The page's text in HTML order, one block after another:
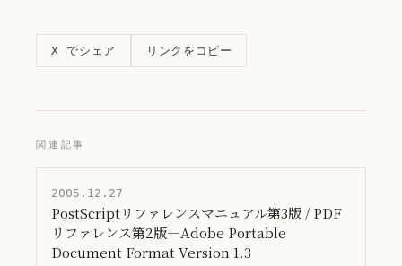
X でシェア リンクをコピー
関連記事
2005.12.27
PostScriptリファレンスマニュアル第3版 / PDF
リファレンス第2版―Adobe Portable
Document Format Version 1.3